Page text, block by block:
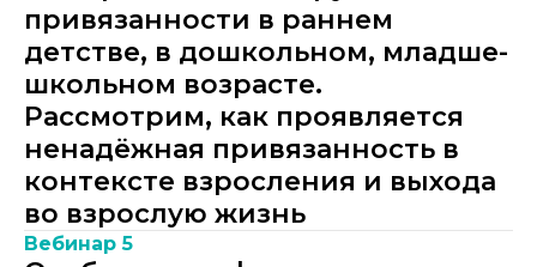
привязанности в раннем
детстве, в дошкольном, младше-
школьном возрасте.
Рассмотрим, как проявляется
ненадёжная привязанность в
контексте взросления и выхода
во взрослую жизнь
Вебинар 5